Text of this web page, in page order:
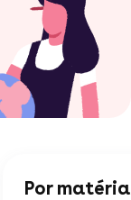
Por matéria